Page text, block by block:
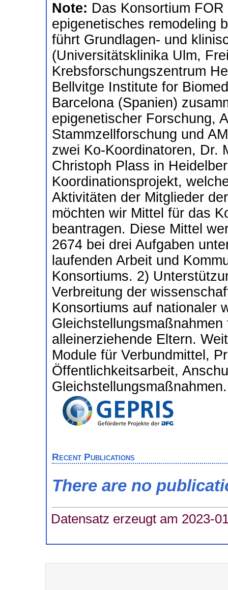
Note: Das Konsortium
epigenetisches remodeling
führt Grundlagen- und
(Universitätsklinika Ulm,
Krebsforschungszentrum
Bellvitge Institute for
Barcelona (Spanien)
epigenetischer Forschung,
Stammzellforschung und
zwei Ko-Koordinatoren, Dr.
Christoph Plass in
Koordinationsprojekt,
Aktivitäten der Mitglieder
möchten wir Mittel für das
beantragen. Diese Mittel
2674 bei drei Aufgaben
laufenden Arbeit und
Konsortiums. 2)
Verbreitung der
Konsortiums auf nationaler
alleinerziehende Eltern.
Module für Verbundmittel,
Öffentlichkeitsarbeit,
Gleichstellungsmaßnahmen.
Recent Publications
There are no
Datensatz erzeugt am 2023-